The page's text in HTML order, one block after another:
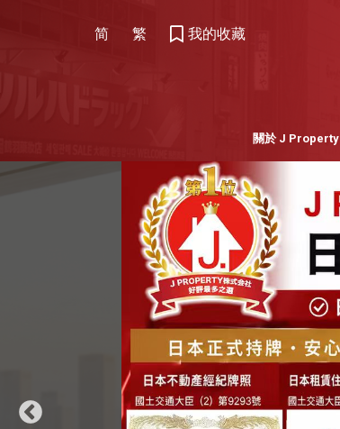
简 繁 我的收藏
關於 J Property